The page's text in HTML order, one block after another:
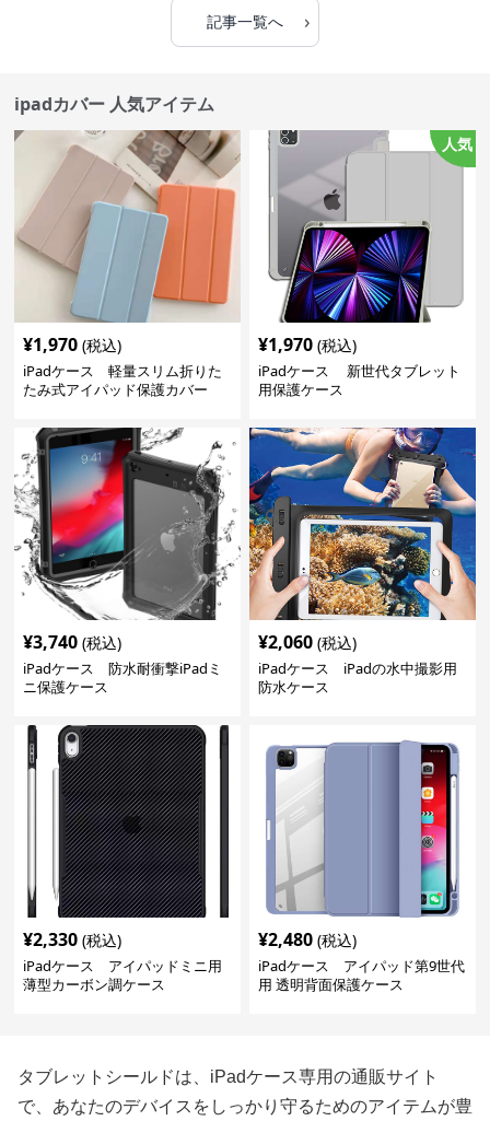
記事一覧へ ›
ipadカバー 人気アイテム
¥1,970 (税込)
iPadケース 軽量スリム折りた
たみ式アイパッド保護カバー
人気
¥1,970 (税込)
iPadケース 新世代タブレット
用保護ケース
¥3,740 (税込)
iPadケース 防水耐衝撃iPadミ
ニ保護ケース
¥2,060 (税込)
iPadケース iPadの水中撮影用
防水ケース
¥2,330 (税込)
iPadケース アイパッドミニ用
薄型カーボン調ケース
¥2,480 (税込)
iPadケース アイパッド第9世代
用 透明背面保護ケース
タブレットシールドは、iPadケース専用の通販サイト
で、あなたのデバイスをしっかり守るためのアイテムが豊